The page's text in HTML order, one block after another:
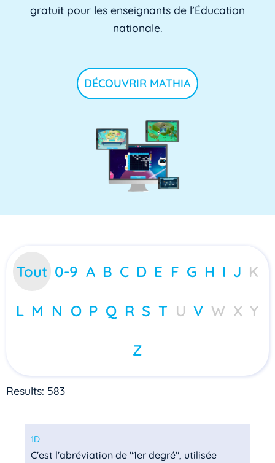
gratuit pour les enseignants de l’Éducation
nationale.
DÉCOUVRIR MATHIA
Tout 0-9 A B C D E F G H I J K
L M N O P Q R S T U V W X Y
Z
Results: 583
1D
C'est l'abréviation de "1er degré", utilisée